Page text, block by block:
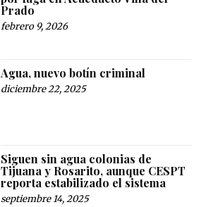
Prado
febrero 9, 2026
Agua, nuevo botín criminal
diciembre 22, 2025
Siguen sin agua colonias de
Tijuana y Rosarito, aunque CESPT
reporta estabilizado el sistema
septiembre 14, 2025